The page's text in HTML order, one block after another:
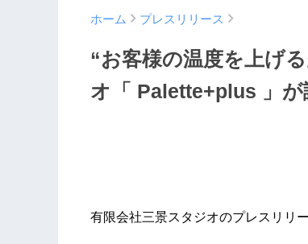
ホーム プレスリリース
“お客様の温度を上げ
オ「 Palette+plus 」が
有限会社三景スタジオのプレスリリ